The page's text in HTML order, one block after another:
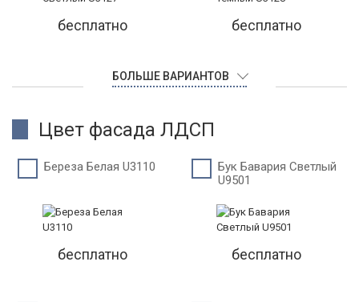
бесплатно бесплатно
БОЛЬШЕ ВАРИАНТОВ
Цвет фасада ЛДСП
Береза Белая U3110
бесплатно
Бук Бавария Светлый
U9501
бесплатно